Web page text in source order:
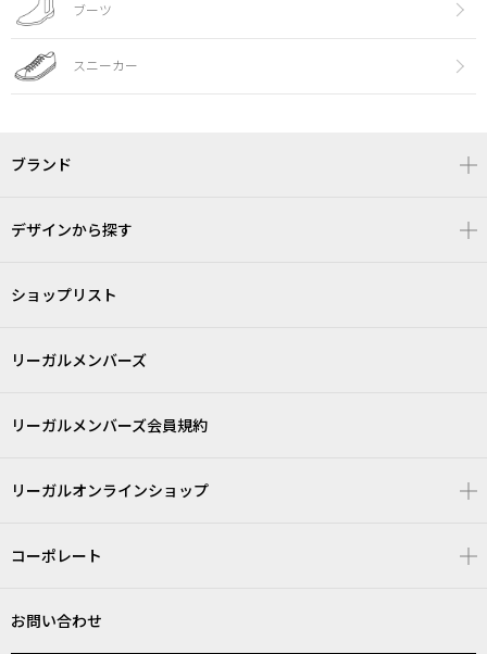
ブーツ
スニーカー
ブランド
デザインから探す
ショップリスト
リーガルメンバーズ
リーガルメンバーズ会員規約
リーガルオンラインショップ
コーポレート
お問い合わせ